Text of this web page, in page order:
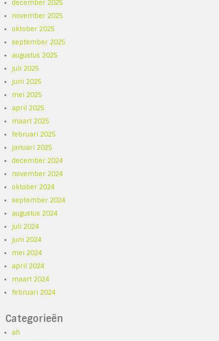
december 2025
november 2025
oktober 2025
september 2025
augustus 2025
juli 2025
juni 2025
mei 2025
april 2025
maart 2025
februari 2025
januari 2025
december 2024
november 2024
oktober 2024
september 2024
augustus 2024
juli 2024
juni 2024
mei 2024
april 2024
maart 2024
februari 2024
Categorieën
ah